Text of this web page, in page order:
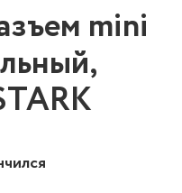
mini